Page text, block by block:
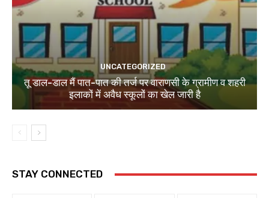
UNCATEGORIZED
तू डाल-डाल मैं पात-पात की तर्ज पर वाराणसी के ग्रामीण व शहरी
इलाकों में अवैध स्कूलों का खेल जारी है
STAY CONNECTED